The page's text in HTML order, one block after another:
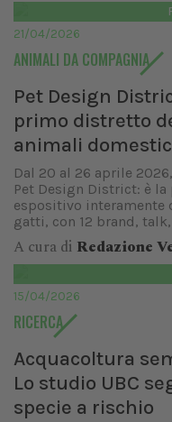
21/04/2026
ANIMALI DA COMPAGNIA
Pet Design
primo distretto
animali
Dal 20 al 26 aprile
Pet Design District: è
espositivo interamente
gatti, con 12 brand, talk,
A cura di Redazione
15/04/2026
RICERCA
Acquacoltura
Lo studio UBC
specie a rischio